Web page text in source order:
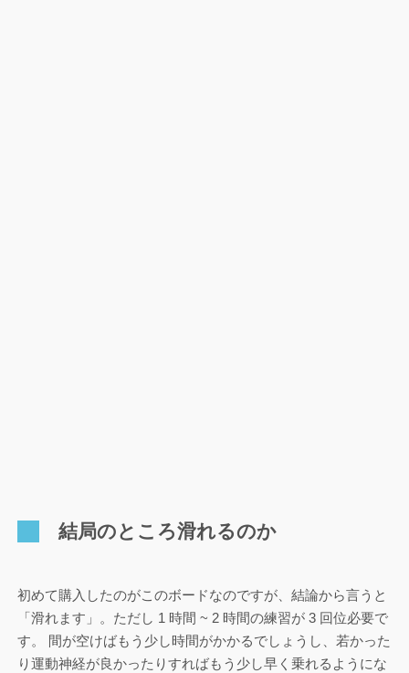
結局のところ滑れるのか
初めて購入したのがこのボードなのですが、結論から言うと
「滑れます」。ただし 1 時間 ~ 2 時間の練習が 3 回位必要で
す。 間が空けばもう少し時間がかかるでしょうし、若かった
り運動神経が良かったりすればもう少し早く乗れるようにな